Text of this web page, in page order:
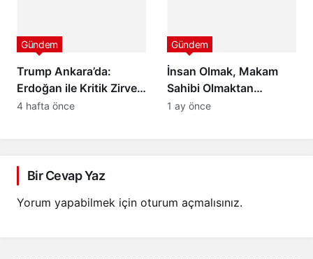
Trump Ankara’da:
Erdoğan ile Kritik Zirve!
Türkiye-ABD
Gündem
4 hafta önce
İnsan Olmak, Makam
Sahibi Olmaktan
Üstündür..
Gündem
1 ay önce
Bir Cevap Yaz
Yorum yapabilmek için oturum açmalısınız.